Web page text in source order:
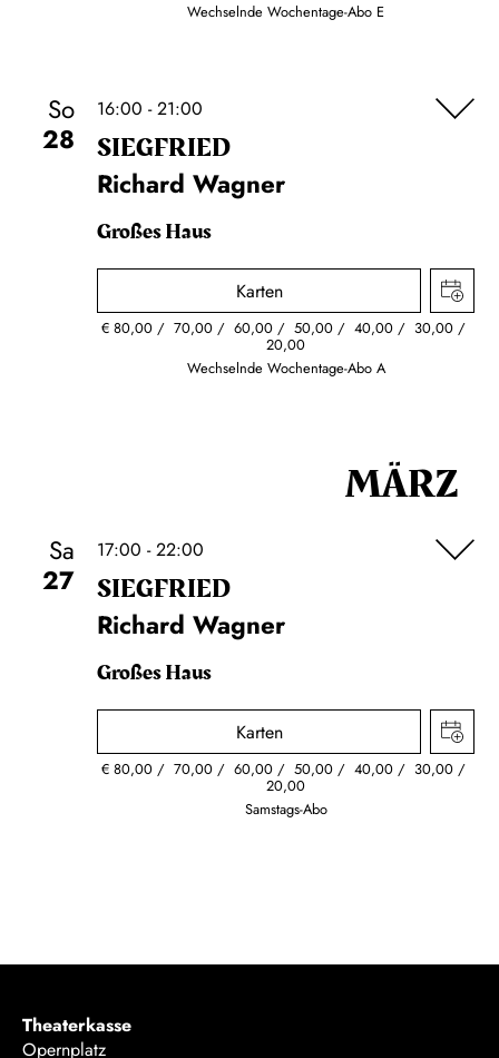
Wechselnde Wochentage-Abo E
So
28
16:00 - 21:00
SIEG­FRIED
Richard Wagner
Großes Haus
Karten
€80,00 70,00 60,00 50,00 40,00 30,00
20,00
Wechselnde Wochentage-Abo A
MÄRZ
Sa
27
17:00 - 22:00
SIEG­FRIED
Richard Wagner
Großes Haus
Karten
€80,00 70,00 60,00 50,00 40,00 30,00
20,00
Samstags-Abo
Theaterkasse
Opernplatz